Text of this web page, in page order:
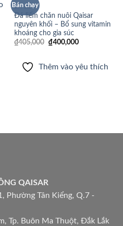
Bán chạy
thích
ĐÁ LIẾM
Đá liếm chăn nuôi Qaisar
nguyên khối – Bổ sung vitamin
khoáng cho gia súc
₫405,000 Giá
₫400,000Giá
₫400,000.
Thêm vào yêu thích
QAISAR
Phường Tân Kiểng, Q.7 -
Tp. Buôn Ma Thuột, Đắk Lắk